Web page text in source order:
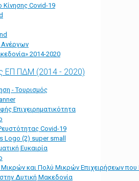
Κίνησης Covid-19
Ανέργων
2014-2020
ΕΠ ΠΔΜ (2014 - 2020)
- Τουρισμός
Επιχειρηματικότητα
Covid-19
Ευκαιρία
Μικρών και Πολύ Μικρών Επιχειρήσεων
Δυτική Μακεδονία